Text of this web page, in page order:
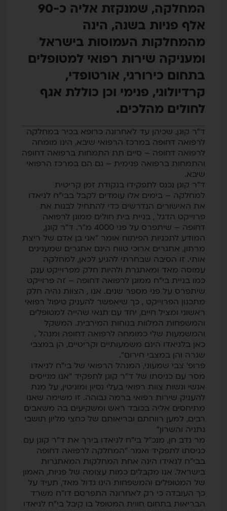
המחלקה, שמנקזת אליה כ-90
אלף פניות בשנה, הינה
מהמחלקות העמוסות בישראל
ומעניקה שירות רפואי למטופלים
בתחום כירורגי, אורטופדי,
קרדיולוגי, פנימי וכן כוללת אגף
לחולים מהלכים.
ד"ר קוגן, שכיהן עד לאחרונה כרופא בכיר במחלקה
לרפואה דחופה במרכז הרפואי שיבא, הינו מומחה
לרפואה דחופה – סיים תת התמחות ברפואה דחופה
והתמחות ברפואה פנימית – גם הם במרכז הרפואי
שיבא.
ד"ר קוגן נכנס לתפקידו בנקודת זמן קריטית
למחלקה – בימים אלו עומדים לקבל בבי"ח לניאדו
את האישורים הנדרשים כדי להתחיל לבנות את
פרוייקט הדגל , בניית בית חולים ממוגן לרפואה
דחופה – שיתפרס על פני 4000 מ"ר. ד"ר קוגן,
המודע לתכניות הפיתוח אומר "אני בן אדם של ריצת
מרתון, אתגרים ארוכי טווח הינם אתגרים שמענינים
אותי. זו הסיבה שבחרתי להגיע לכאן, למחלקה
עמוסה מאד ומאתגרת ולהיות חלק מפרוייקט ענק
כמו בניית בי"ח ממוגן לרפואה דחופה – זה פרוייקט
שיתפרס על פני מספר שנים. אנו , הצוות נהיה חלק
מתכנון הפרוייקט , כך שיאפשר להעניק טיפול רפואי
ראשוני ומציל חיים, יחד עם תנאי שהייה למטופלים
והמשפחות המלוות בנוחות המירבית. המשקל
והמשמעות שלי כמומחה לרפואה דחופה ומנהל ,
כאן בלניאדו הינם משמעותיים וקריטיים, הן במצבי
שגרה והן במצבי חירום".
פרופ' צבי שמעוני, המנהל הרפואי של בי"ח לניאדו
מסר עם כניסתו של ד"ר קוגן לתפקיד "אנו מגייסים
אנשי ונשות צוות רפואי בעלי נסיון ומוניטין, על מנת
להעניק שירות רפואי ברמה גבוהה. זו משימה שאנו
מתיחסים אליה בכובד ראש ומשקיעים בה משאבים
רבים, למען רווחתם ובריאותם של כחצי מליון תושבי
נתניה והשרון"
מר נדב חן, מנכ"ל בי"ח לניאדו בירך את ד"ר קוגן עם
כניסתו לתפקיד ואמר "המחלקה לרפואה דחופה
בבי"ח לנאידו הינה אחת המחלקות המאתגרות
בישראל. אנו מקבלים כמות עצומה של פניות, האמון
של המטופלים והמשפחות הינו גדול מאד, תעיד על
כך העובדה כי רק לאחרונה התפרסם דו"ח משרד
הבריאות בתחום חווית המטופל בו קיבל בי"ח לניאדו